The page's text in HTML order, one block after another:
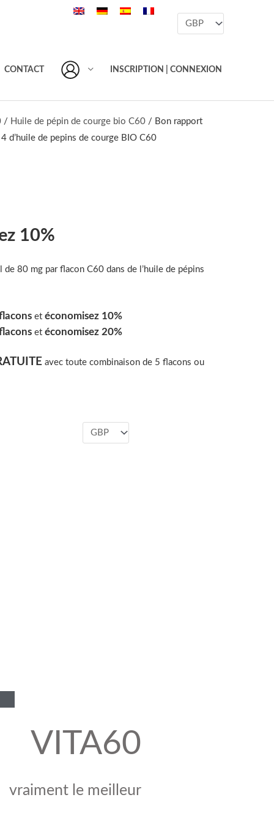
CONTACT INSCRIPTION | CONNEXION
/ Huile de pépin de courge bio C60 / Bon rapport
d’huile de pepins de courge BIO C60
10%
80 mg par flacon C60 dans de l’huile de pépins
etéconomisez 10%
etéconomisez 20%
avec toute combinaison de 5 flacons ou
VITA60
vraiment le meilleur